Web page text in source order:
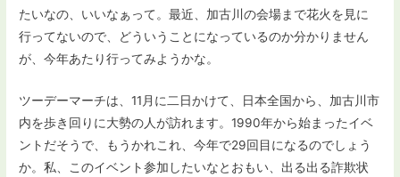
たいなの、いいなぁって。最近、加古川の会場まで花火を見に
行ってないので、どういうことになっているのか分かりません
が、今年あたり行ってみようかな。
ツーデーマーチは、11月に二日かけて、日本全国から、加古川市
内を歩き回りに大勢の人が訪れます。1990年から始まったイベ
ントだそうで、もうかれこれ、今年で29回目になるのでしょう
か。私、このイベント参加したいなとおもい、出る出る詐欺状